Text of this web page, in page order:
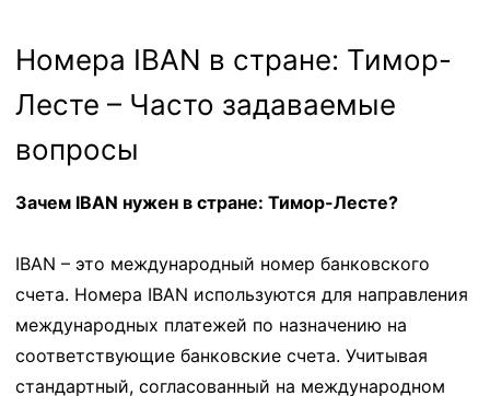
Номера IBAN в стране: Тимор-
Лесте – Часто задаваемые
вопросы
Зачем IBAN нужен в стране: Тимор-Лесте?
IBAN – это международный номер банковского
счета. Номера IBAN используются для направления
международных платежей по назначению на
соответствующие банковские счета. Учитывая
стандартный, согласованный на международном